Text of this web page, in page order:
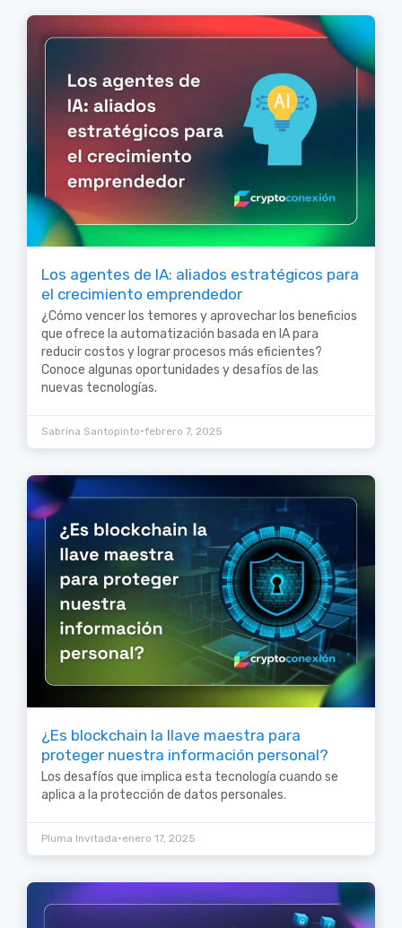
Los agentes de IA: aliados estratégicos para
el crecimiento emprendedor
¿Cómo vencer los temores y aprovechar los beneficios
que ofrece la automatización basada en IA para
reducir costos y lograr procesos más eficientes?
Conoce algunas oportunidades y desafíos de las
nuevas tecnologías.
Sabrina Santopinto•febrero 7, 2025
¿Es blockchain la llave maestra para
proteger nuestra información personal?
Los desafíos que implica esta tecnología cuando se
aplica a la protección de datos personales.
Pluma Invitada•enero 17, 2025